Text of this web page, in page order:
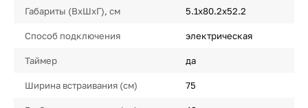
Габариты (ВхШхГ), см 5.1x80.2x52.2
Способ подключения электрическая
Таймер да
Ширина встраивания (см) 75